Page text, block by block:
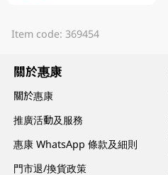
Item code: 369454
關於惠康
關於惠康
推廣活動及服務
惠康 WhatsApp 條款及細則
門市退/換貨政策